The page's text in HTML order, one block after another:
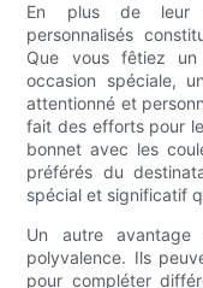
En plus de leur
personnalisés
Que vous fêtiez un
occasion spéciale,
attentionné et
fait des efforts pour
bonnet avec les
préférés du
spécial et significatif
Un autre avantage
polyvalence. Ils
pour compléter